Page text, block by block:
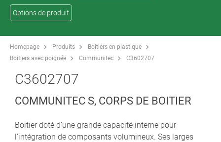
Options de produit
Homepage Produits
Boitiers en plastique
Boitiers avec poignée
Communitec C3602707
C3602707
COMMUNITEC S, CORPS DE BOITIER
Boitier doté d’une grande capacité interne pour
l’intégration de composants volumineux. Ses larges